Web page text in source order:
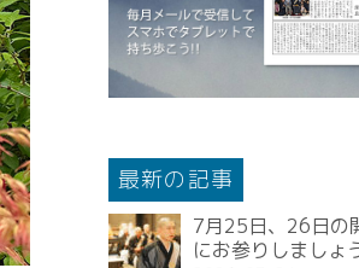
最新の記事
7月25日、26日の
にお参りしましょ